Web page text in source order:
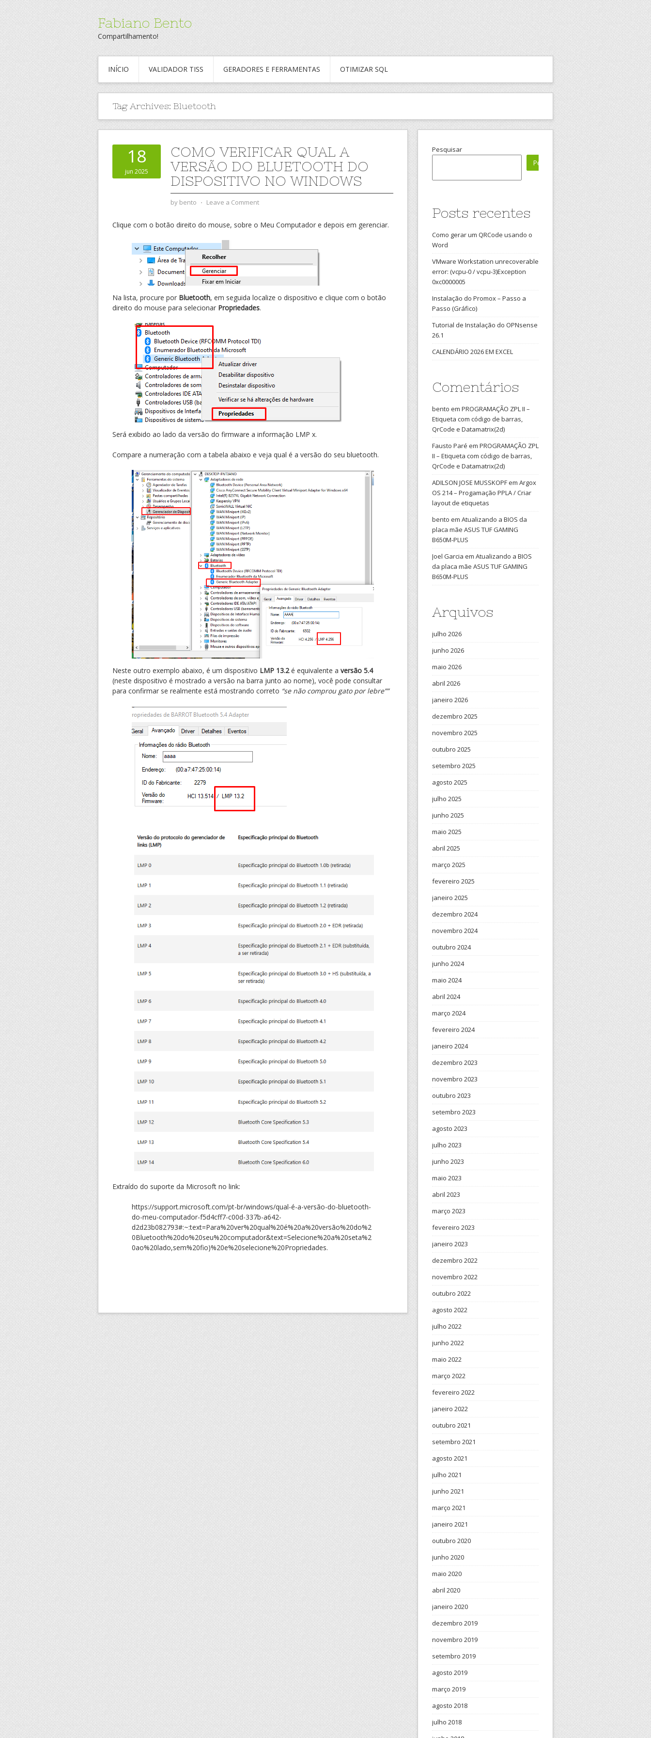
Fabiano Bento
Compartilhamento!
INÍCIO VALIDADOR TISS GERADORES E FERRAMENTAS OTIMIZAR SQL
Tag Archives: Bluetooth
18
jun 2025
COMO VERIFICAR QUAL A
VERSÃO DO BLUETOOTH DO
DISPOSITIVO NO WINDOWS
by bento ⋅ Leave a Comment
Clique com o botão direito do mouse, sobre o Meu Computador e depois em gerenciar.
Na lista, procure por Bluetooth, em seguida localize o dispositivo e clique com o botão
direito do mouse para selecionar Propriedades.
Será exibido ao lado da versão do firmware a informação LMP x.
Compare a numeração com a tabela abaixo e veja qual é a versão do seu bluetooth.
Neste outro exemplo abaixo, é um dispositivo LMP 13.2é equivalente a versão 5.4
(neste dispositivo é mostrado a versão na barra junto ao nome), você pode consultar
para confirmar se realmente está mostrando correto “se não comprou gato por lebre””
Extraído do suporte da Microsoft no link:
https://support.microsoft.com/pt-br/windows/qual-é-a-versão-do-bluetooth-
do-meu-computador-f5d4cff7-c00d-337b-a642-
d2d23b082793#:~:text=Para%20ver%20qual%20é%20a%20versão%20do%2
0Bluetooth%20do%20seu%20computador&text=Selecione%20a%20seta%2
0ao%20lado,sem%20fio)%20e%20selecione%20Propriedades.
Pesquisar
Pesquisar
Posts recentes
Como gerar um QRCode usando o
Word
VMware Workstation unrecoverable
error: (vcpu-0 / vcpu-3)Exception
0xc0000005
Instalação do Promox – Passo a
Passo (Gráfico)
Tutorial de Instalação do OPNsense
26.1
CALENDÁRIO 2026 EM EXCEL
Comentários
bento em PROGRAMAÇÃO ZPL II –
Etiqueta com código de barras,
QrCode e Datamatrix(2d)
Fausto Paré em PROGRAMAÇÃO ZPL
II – Etiqueta com código de barras,
QrCode e Datamatrix(2d)
ADILSON JOSE MUSSKOPFem Argox
OS 214 – Progamação PPLA / Criar
layout de etiquetas
bento em Atualizando a BIOS da
placa mãe ASUS TUF GAMING
B650M-PLUS
Joel Garcia em Atualizando a BIOS
da placa mãe ASUS TUF GAMING
B650M-PLUS
Arquivos
julho 2026
junho 2026
maio 2026
abril 2026
janeiro 2026
dezembro 2025
novembro 2025
outubro 2025
setembro 2025
agosto 2025
julho 2025
junho 2025
maio 2025
abril 2025
março 2025
fevereiro 2025
janeiro 2025
dezembro 2024
novembro 2024
outubro 2024
junho 2024
maio 2024
abril 2024
março 2024
fevereiro 2024
janeiro 2024
dezembro 2023
novembro 2023
outubro 2023
setembro 2023
agosto 2023
julho 2023
junho 2023
maio 2023
abril 2023
março 2023
fevereiro 2023
janeiro 2023
dezembro 2022
novembro 2022
outubro 2022
agosto 2022
julho 2022
junho 2022
maio 2022
março 2022
fevereiro 2022
janeiro 2022
outubro 2021
setembro 2021
agosto 2021
julho 2021
junho 2021
março 2021
janeiro 2021
outubro 2020
junho 2020
maio 2020
abril 2020
janeiro 2020
dezembro 2019
novembro 2019
setembro 2019
agosto 2019
março 2019
agosto 2018
julho 2018